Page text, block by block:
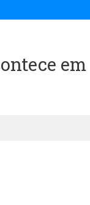
em